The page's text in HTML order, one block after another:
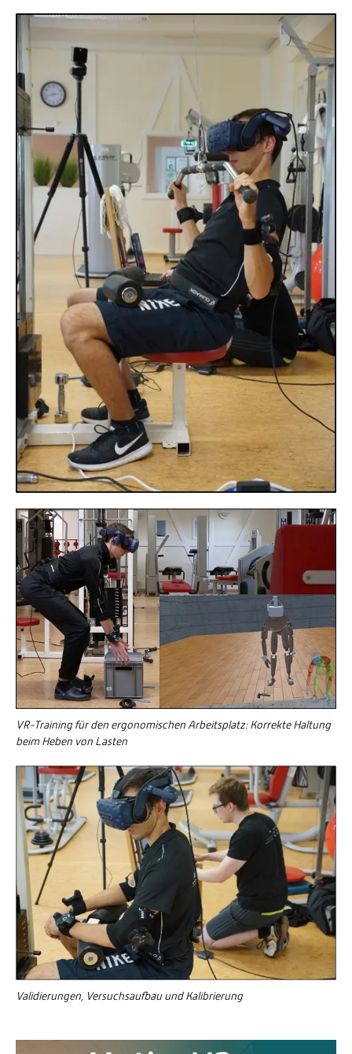
VR-Training für den ergonomischen Arbeitsplatz: Korrekte Haltung
beim Heben von Lasten
Validierungen, Versuchsaufbau und Kalibrierung